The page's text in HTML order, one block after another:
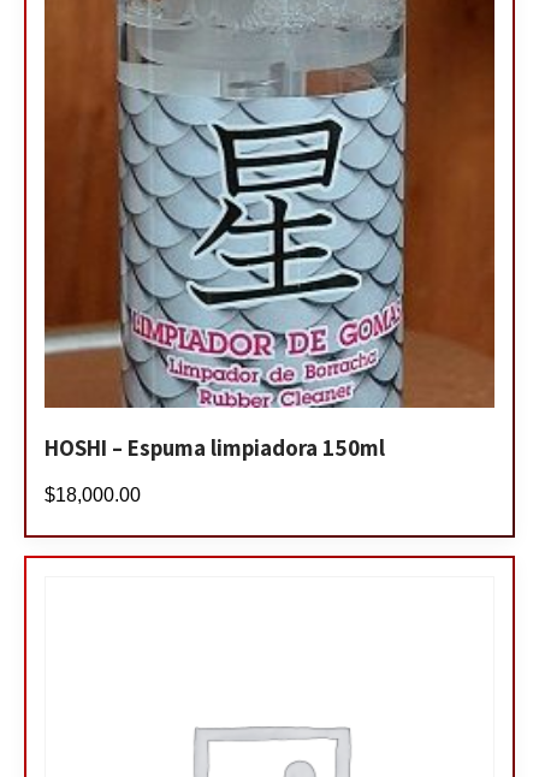
HOSHI – Espuma limpiadora 150ml
$18,000.00